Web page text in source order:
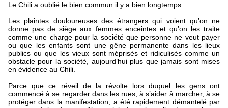
Le Chili a oublié le bien commun il y a bien longtemps…
Les plaintes douloureuses des étrangers qui voient qu’on ne
donne pas de siège aux femmes enceintes et qu’on les traite
comme une charge pour la société que personne ne veut payer
ou que les enfants sont une gêne permanente dans les lieux
publics ou que les vieux sont méprisés et ridiculisés comme un
obstacle pour la société, aujourd’hui plus que jamais sont mises
en évidence au Chili.
Parce que ce réveil de la révolte lors duquel les gens ont
commencé à se regarder dans les rues, à s’aider à marcher, à se
protéger dans la manifestation, a été rapidement démantelé par